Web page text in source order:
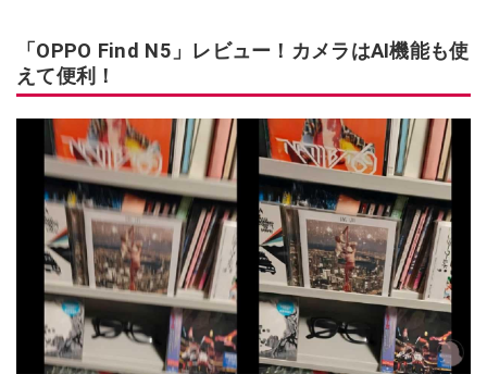
「OPPO Find N5」レビュー！カメラはAI機能も使
えて便利！